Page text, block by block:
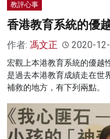
教評心事
香港教育系統的優
作者: 馮文正 2020-
宏觀上本港教育系統的優越
是過去本港教育成績走在世
補救的地方，有下列兩點。